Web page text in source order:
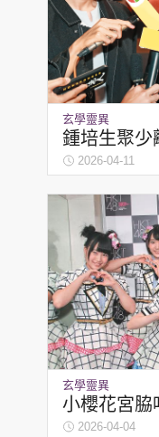
玄學靈異
鍾培生聚少
玲2026-04-11
玄學靈異
小櫻花宮脇
麥玲玲
2026-04-04